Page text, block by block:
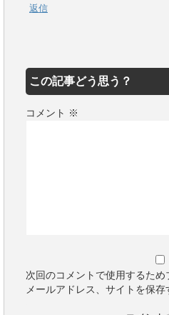
返信
この記事どう思う？
コメント ※
次回のコメントで使用するため
メールアドレス、サイトを保存